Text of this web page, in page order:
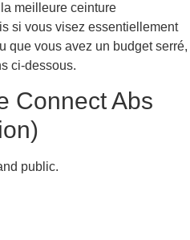
meilleure ceinture
si vous visez essentiellement
que vous avez un budget serré,
ci-dessous.
Connect Abs
public.